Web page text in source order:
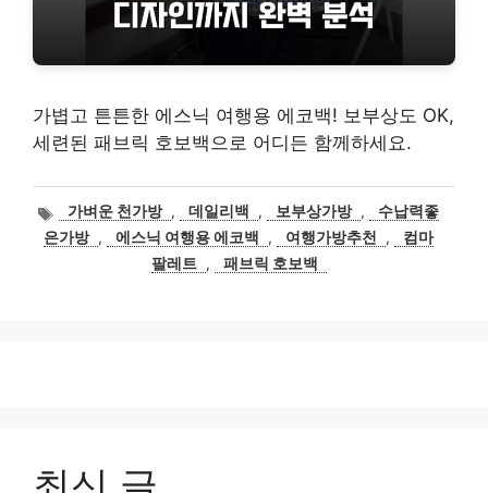
가볍고 튼튼한 에스닉 여행용 에코백! 보부상도 OK,
세련된 패브릭 호보백으로 어디든 함께하세요.
태
그
가벼운 천가방 , 데일리백 , 보부상가방 ,
수납력좋
은가방 , 에스닉 여행용 에코백 , 여행가방추천 ,
컴마
팔레트 , 패브릭 호보백